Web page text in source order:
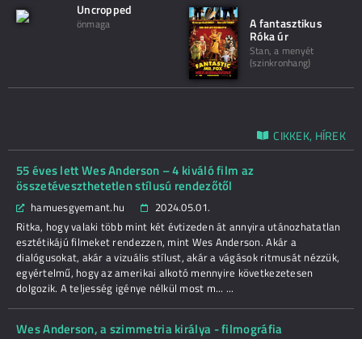
Uncropped
önmaga A fantasztikus
Róka úr
Stan, a menyét
(szinkronhang)
CIKKEK, HÍREK
55 éves lett Wes Anderson – 4 kiváló film az
összetéveszthetetlen stílusú rendezőtől
hamuesgyemant.hu
2024.05.01.
Ritka, hogy valaki több mint két évtizeden át annyira utánozhatatlan
esztétikájú filmeket rendezzen, mint Wes Anderson. Akár a
dialógusokat, akár a vizuális stílust, akár a vágások ritmusát nézzük,
egyértelmű, hogy az amerikai alkotó mennyire következetesen
dolgozik. A teljesség igénye nélkül most m... ...
Wes Anderson, a szimmetria királya - filmográfia